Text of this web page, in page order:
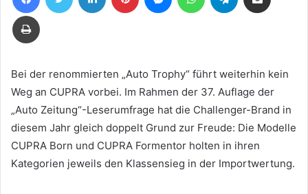
E-
Drucken
Bei der renommierten „Auto Trophy“ führt weiterhin kein
Weg an CUPRA vorbei. Im Rahmen der 37. Auflage der
„Auto Zeitung“-Leserumfrage hat die Challenger-Brand in
diesem Jahr gleich doppelt Grund zur Freude: Die Modelle
CUPRA Born und CUPRA Formentor holten in ihren
Kategorien jeweils den Klassensieg in der Importwertung.